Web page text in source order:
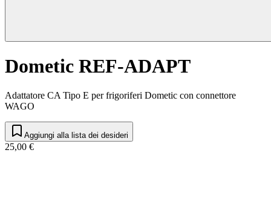
Dometic REF-ADAPT
Adattatore CA Tipo E per frigoriferi Dometic con connettore
WAGO
Aggiungi alla lista dei desideri
25,00 €